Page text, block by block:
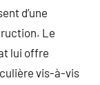
d’une
Le
lui offre
vis-à-vis